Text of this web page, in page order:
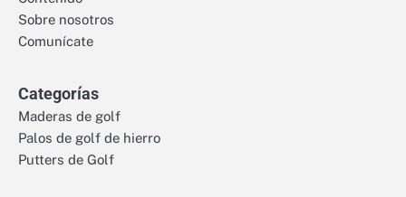
Sobre nosotros
Comunícate
Categorías
Maderas de golf
Palos de golf de hierro
Putters de Golf